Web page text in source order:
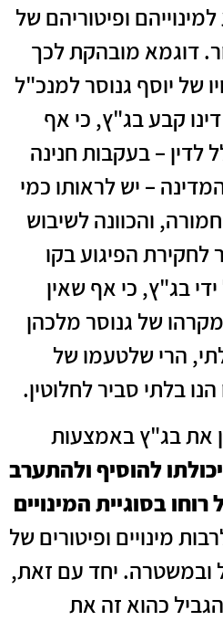
ופיטוריהם של
דוגמא מובהקת לכך
של יוסף גנוסר למנכ"ל
קבע בג"ץ, כי אף
לדין – בעקבות חנינה
– יש לראותו כמי
והכוונה לשיבוש
הפיגוע בקו
ידי בג"ץ, כי אף שאין
של גנוסר מלכהן
הרי שלטעמו של
בלתי סביר לחלוטין.
את בג"ץ באמצעות
להוסיף ולהתערב
בסוגיית המינויים
מינויים ופיטורים של
ובמשטרה. יחד עם זאת,
כהוא זה את